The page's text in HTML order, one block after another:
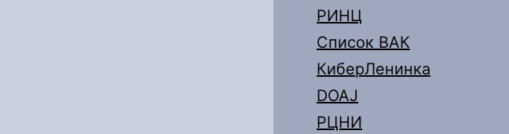
РИНЦ
Список ВАК
КиберЛенинка
DOAJ
РЦНИ